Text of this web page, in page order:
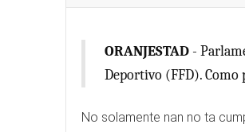
ORANJESTAD -
Deportivo (FFD).
No solamente nan no ta